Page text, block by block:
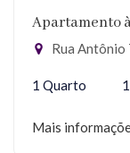
Apartamento
Rua Antônio
1 Quarto
Mais